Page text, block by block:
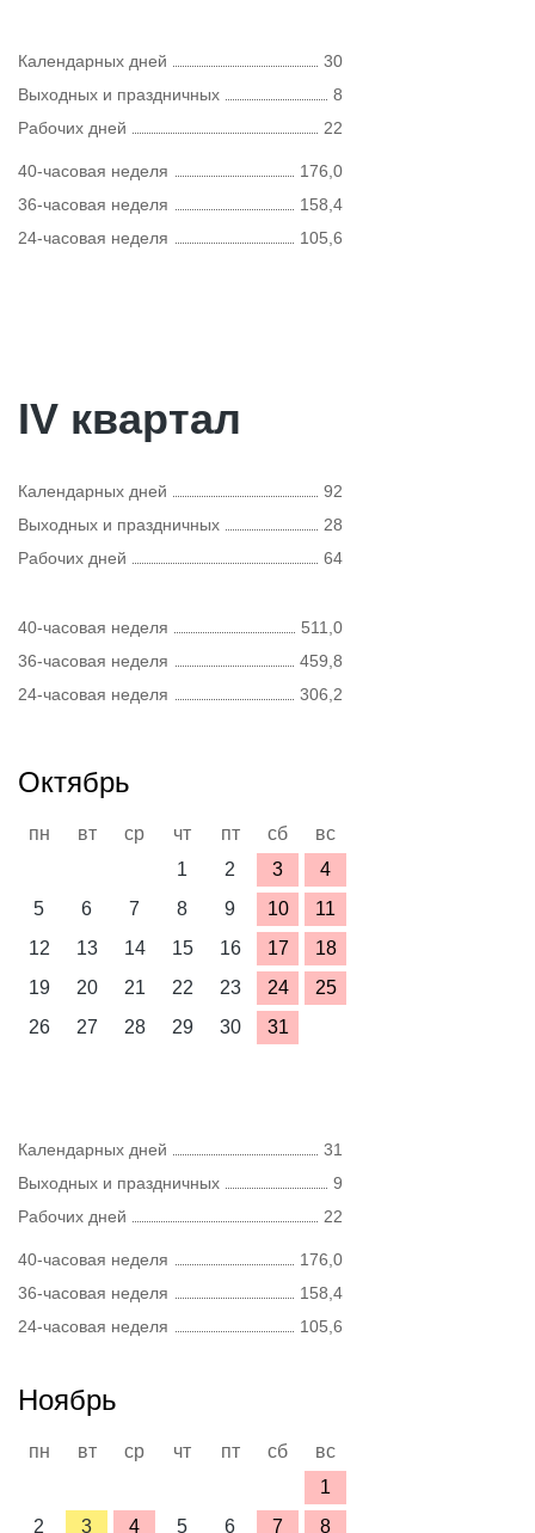
Календарных дней
30
Выходных и праздничных
8
Рабочих дней
22
40-часовая неделя
176,0
36-часовая неделя
158,4
24-часовая неделя
105,6
IV квартал
Календарных дней
92
Выходных и праздничных
28
Рабочих дней
64
40-часовая неделя
511,0
36-часовая неделя
459,8
24-часовая неделя
306,2
Октябрь
пн вт ср чт пт сб
вс
1
2 3
4
5
6 7 8 9 10
11
12
13 14 15 16 17
18
19
20 21 22 23 24
25
26
27 28 29 30 31
Календарных дней
31
Выходных и праздничных
9
Рабочих дней
22
40-часовая неделя
176,0
36-часовая неделя
158,4
24-часовая неделя
105,6
Ноябрь
пн вт ср чт пт сб
вс
1
2
3 4 5 6 7 8